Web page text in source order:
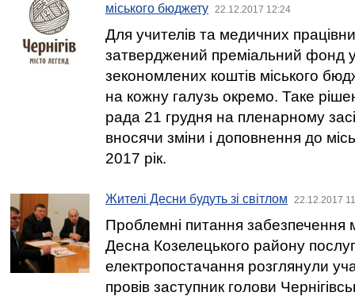
міського бюджету
22.12.2017 12:24
Для учителів та медичних
затверджений преміальний фонд у
зекономлених коштів міського
на кожну галузь окремо. Таке
рада 21 грудня на пленарному
вносячи зміни і доповнення до
2017 рік.
Жителі Десни будуть зі світлом 22.12.2017
Проблемні питання забезпечення
Десна Козелецького району
електропостачання розглянули
провів заступник голови